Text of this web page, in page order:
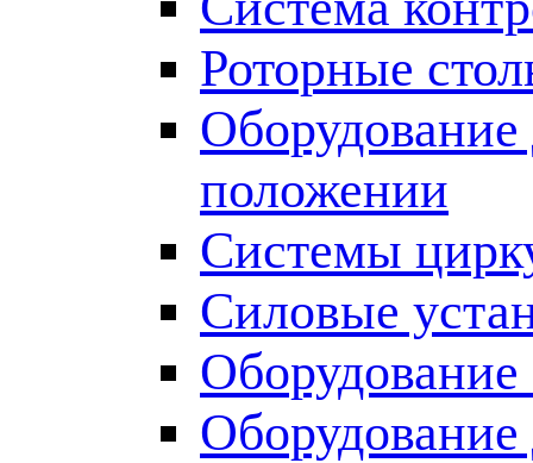
Роторные
Оборудование
положении
Системы
Силовые